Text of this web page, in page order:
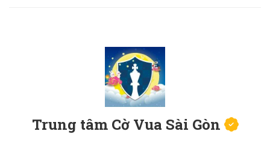
Trung tâm Cờ Vua Sài Gòn